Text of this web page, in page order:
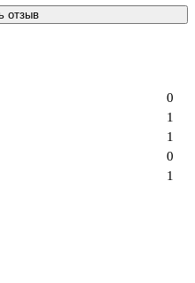
отзыв
1
0
1
1
0